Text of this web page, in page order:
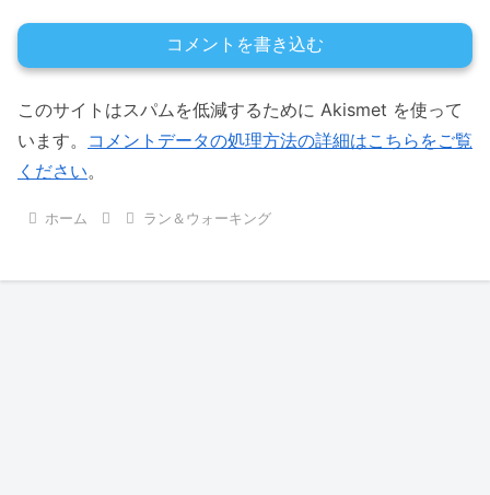
コメントを書き込む
このサイトはスパムを低減するために Akismet を使って
います。 コメントデータの処理方法の詳細はこちらをご覧
ください。
ホーム ラン＆ウォーキング